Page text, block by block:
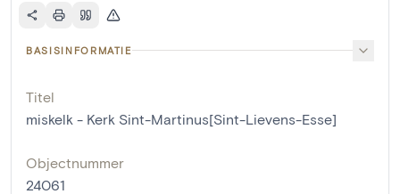
BASISINFORMATIE
Titel
miskelk - Kerk Sint-Martinus[Sint-Lievens-Esse]
Objectnummer
24061